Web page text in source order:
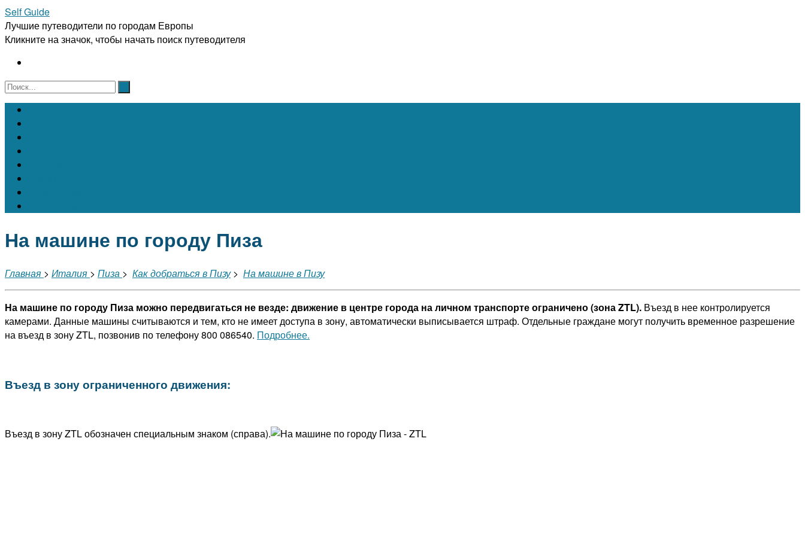
Self Guide
Лучшие путеводители по городам Европы
Кликните на значок, чтобы начать поиск путеводителя
На машине по городу Пиза
Главная > Италия > Пиза > Как добраться в Пизу> На машине в Пизу
На машине по городу Пиза можно передвигаться не везде: движение в центре города на личном транспорте ограничено (зона ZTL). Въезд в нее контролируется
камерами. Данные машины считываются и тем, кто не имеет доступа в зону, автоматически выписывается штраф. Отдельные граждане могут получить временное разрешение
на въезд в зону ZTL, позвонив по телефону 800 086540. Подробнее.
Въезд в зону ограниченного движения:
Въезд в зону ZTL обозначен специальным знаком (справа).